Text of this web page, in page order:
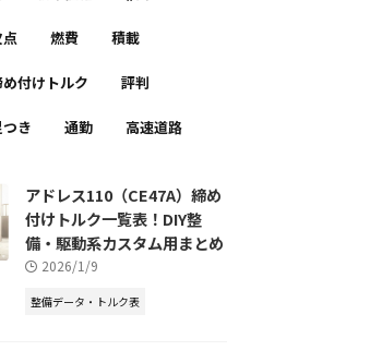
燃費 積載
付けトルク 評判
き 通勤 高速道路
アドレス110（CE47A）締め
付けトルク一覧表！DIY整
備・駆動系カスタム用まとめ
2026/1/9
整備データ・トルク表